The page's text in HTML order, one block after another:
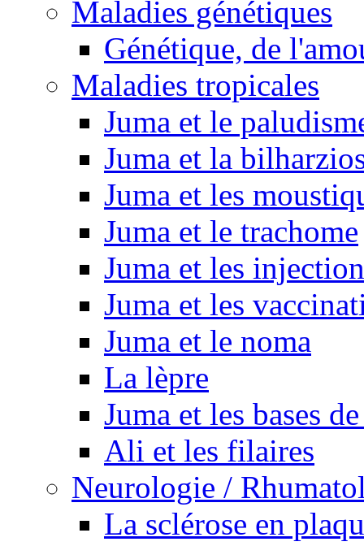
Maladies génétiques
Génétique, de
Maladies tropicales
Juma et le
Juma et la
Juma et les
Juma et le trachome
Juma et les
Juma et les
Juma et le noma
La lèpre
Juma et les bases
Ali et les filaires
Neurologie /
La sclérose en